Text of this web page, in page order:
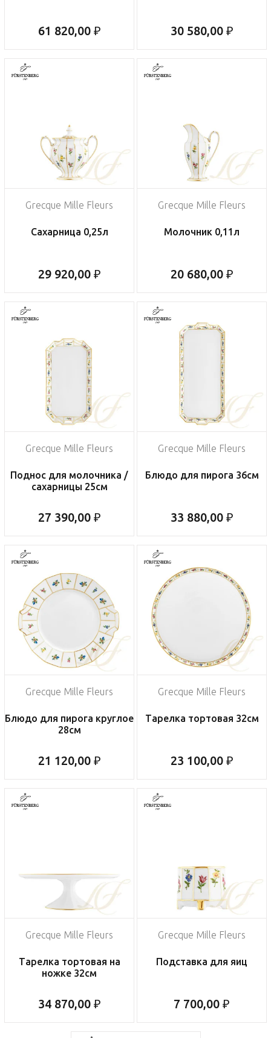
61 820,00 ₽ 30 580,00 ₽
Grecque Mille Fleurs
Сахарница 0,25л
29 920,00 ₽
Grecque Mille Fleurs
Молочник 0,11л
20 680,00 ₽
Grecque Mille Fleurs
Поднос для молочника /
сахарницы 25см
27 390,00 ₽
Grecque Mille Fleurs
Блюдо для пирога 36см
33 880,00 ₽
Grecque Mille Fleurs
Блюдо для пирога круглое
28см
21 120,00 ₽
Grecque Mille Fleurs
Тарелка тортовая 32см
23 100,00 ₽
Grecque Mille Fleurs
Тарелка тортовая на
ножке 32см
34 870,00 ₽
Grecque Mille Fleurs
Подставка для яиц
7 700,00 ₽